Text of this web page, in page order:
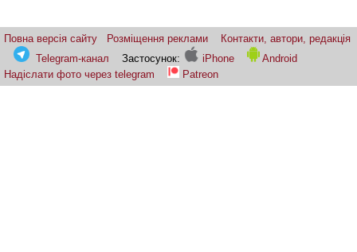
Повна версія сайту Розміщення реклами
Контакти, автори, редакція
Telegram-канал
Застосунок: iPhone
Android
Надіслати фото через telegram
Patreon